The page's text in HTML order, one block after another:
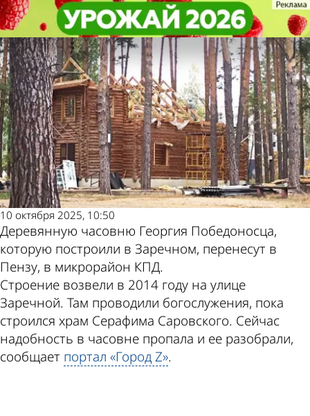
Часовню Георгия Победоносца
перенесут из Заречного в Пензу
Общество
10 октября 2025, 10:50
Деревянную часовню Георгия Победоносца,
которую построили в Заречном, перенесут в
Пензу, в микрорайон КПД.
Строение возвели в 2014 году на улице
Заречной. Там проводили богослужения, пока
строился храм Серафима Саровского. Сейчас
надобность в часовне пропала и ее разобрали,
сообщает портал «Город Z».
Часовню Георгия Победоносца
перенесут из Заречного в Пензу
Общество
Другие новости
по теме
Погода и курсы
валют в Пензе